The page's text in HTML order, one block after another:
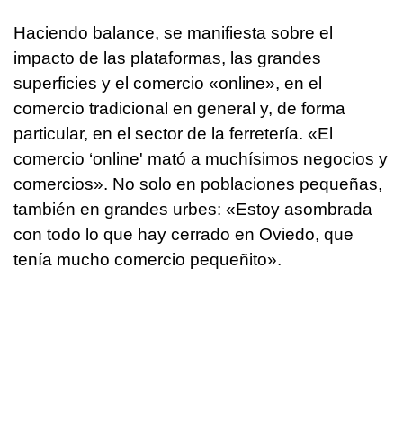
Haciendo balance, se manifiesta sobre el
impacto de las plataformas, las grandes
superficies y el comercio «online», en el
comercio tradicional en general y, de forma
particular, en el sector de la ferretería. «El
comercio ‘online' mató a muchísimos negocios y
comercios». No solo en poblaciones pequeñas,
también en grandes urbes: «Estoy asombrada
con todo lo que hay cerrado en Oviedo, que
tenía mucho comercio pequeñito».